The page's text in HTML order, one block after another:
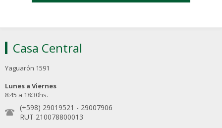
Casa Central
Yaguarón 1591
Lunes a Viernes
8:45 a 18:30hs.
(+598) 29019521 - 29007906
RUT 210078800013